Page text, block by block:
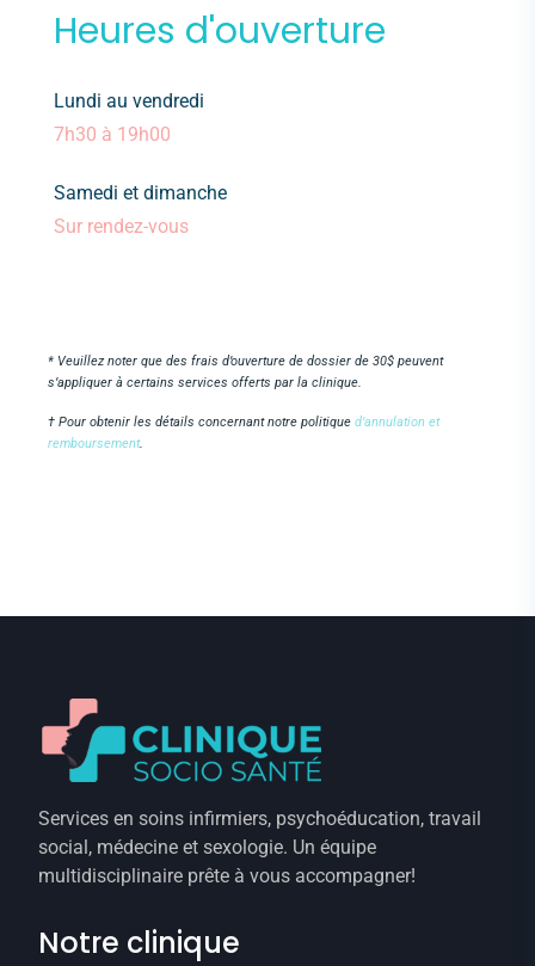
Heures d'ouverture
Lundi au vendredi
7h30 à 19h00
Samedi et dimanche
Sur rendez-vous
* Veuillez noter que des frais d’ouverture de dossier de 30$ peuvent
s’appliquer à certains services offerts par la clinique.
† Pour obtenir les détails concernant notre politique d’annulation et
remboursement.
Services en soins infirmiers, psychoéducation, travail
social, médecine et sexologie. Un équipe
multidisciplinaire prête à vous accompagner!
Notre clinique